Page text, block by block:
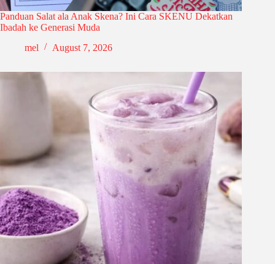
Panduan Salat ala Anak Skena? Ini Cara SKENU Dekatkan
Ibadah ke Generasi Muda
mel
August 7, 2026